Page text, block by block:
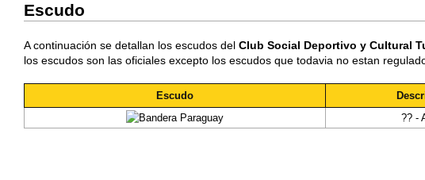
Escudo
A continuación se detallan los escudos del Club Social Deportivo y Cultural
los escudos son las oficiales excepto los escudos que todavia no estan
Escudo
?? -